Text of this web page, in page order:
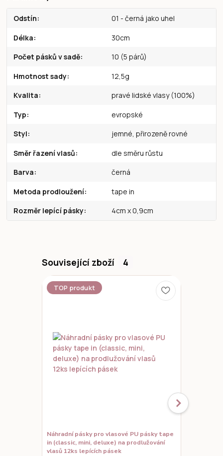
Odstín 01 - černá jako uhel
Délka 30cm
Počet pásků v sadě 10 (5 párů)
Hmotnost sady 12,5g
Kvalita pravé lidské vlasy (100%)
Typ evropské
Styl jemné, přirozeně rovné
Směr řazení vlasů dle směru růstu
Barva černá
Metoda prodloužení tape in
Rozměr lepící pásky 4cm x 0,9cm
Související zboží 4
TOP produkt
Náhradní pásky pro vlasové PU pásky tape
in (classic, mini, deluxe) na prodlužování
vlasů 12ks lepících pásek